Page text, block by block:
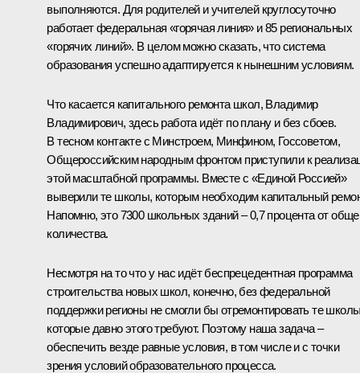
выполняются. Для родителей и учителей круглосуточно
работает федеральная «горячая линия» и 85 региональных
«горячих линий». В целом можно сказать, что система
образования успешно адаптируется к нынешним условиям.
Что касается капитального ремонта школ, Владимир
Владимирович, здесь работа идёт по плану и без сбоев.
В тесном контакте с Минстроем, Минфином, Госсоветом,
Общероссийским народным фронтом приступили к
этой масштабной программы. Вместе с «Единой Россией»
выверили те школы, которым необходим капитальный
Напомню, это 7300 школьных зданий – 0,7 процента от
количества.
Несмотря на то что у нас идёт беспрецедентная программа
строительства новых школ, конечно, без федеральной
поддержки регионы не смогли бы отремонтировать те
которые давно этого требуют. Поэтому наша задача –
обеспечить везде равные условия, в том числе и с точки
зрения условий образовательного процесса.